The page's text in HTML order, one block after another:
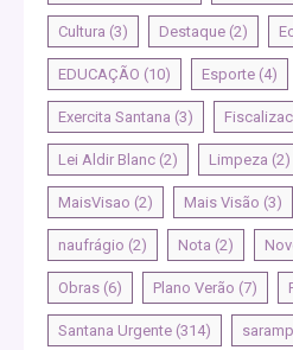
Cultura (3) Destaque (2)
EDUCAÇÃO (10) Esporte (4)
Exercita Santana (3)
Lei Aldir Blanc (2) Limpeza (2)
MaisVisao (2) Mais Visão (3)
naufrágio (2) Nota (2)
Obras (6) Plano Verão (7)
Santana Urgente (314)